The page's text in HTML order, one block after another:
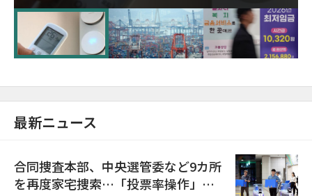
に需給対応体制を点検
最新ニュース
合同捜査本部、中央選管委など9カ所
を再度家宅捜索…「投票率操作」の